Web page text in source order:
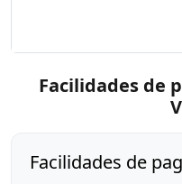
Facilidades de
Facilidades de